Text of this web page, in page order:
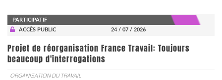
PARTICIPATIF
ACCÈS PUBLIC
24 / 07 / 2026
Projet de réorganisation France Travail: Toujours
beaucoup d'interrogations
ORGANISATION DU TRAVAIL